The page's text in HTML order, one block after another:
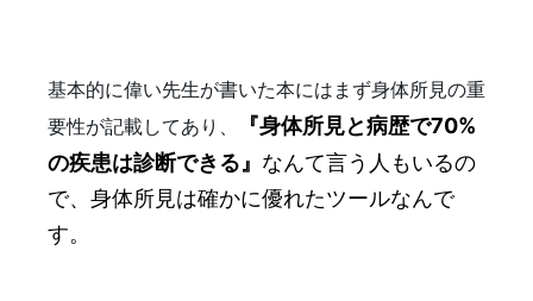
基本的に偉い先生が書いた本にはまず身体所見の重
要性が記載してあり、
『身体所見と病歴で70%
の疾患は診断できる』 なんて言う人もいるの
で、身体所見は確かに優れたツールなんで
す。